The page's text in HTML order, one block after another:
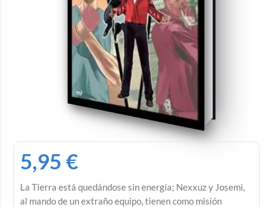
5,95€
La Tierra está quedándose sin energía; Nexxuz y Josemi,
al mando de un extraño equipo, tienen como misión